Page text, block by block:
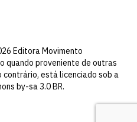
Editora Movimento
quando proveniente de outras
está licenciado sob a
by-sa 3.0 BR.